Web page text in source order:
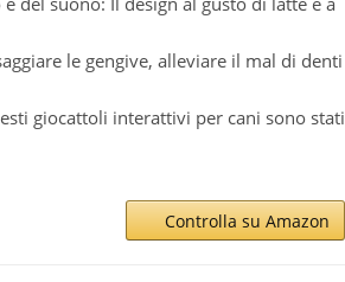
le gengive, alleviare il mal di denti
giocattoli interattivi per cani sono stati
Controlla su Amazon